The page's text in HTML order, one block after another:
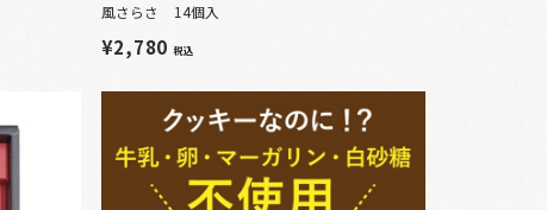
風さらさ 14個入
¥2,780 税込